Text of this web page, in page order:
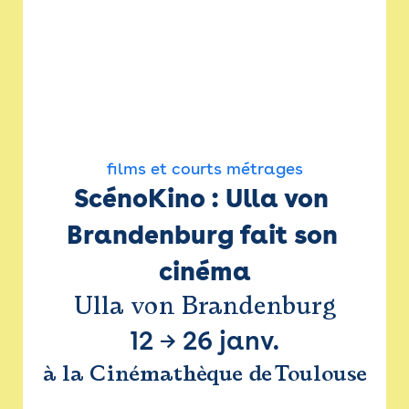
films et courts métrages
ScénoKino : Ulla von
Brandenburg fait son
cinéma
Ulla von Brandenburg
12 → 26 janv.
à la Cinémathèque de Toulouse